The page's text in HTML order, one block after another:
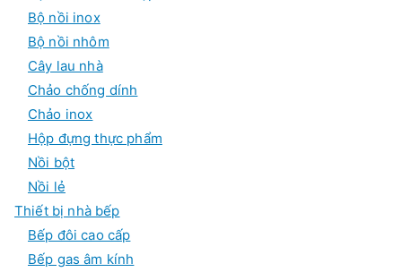
Bộ nồi inox
Bộ nồi nhôm
Cây lau nhà
Chảo chống dính
Chảo inox
Hộp đựng thực phẩm
Nồi bột
Nồi lẻ
Thiết bị nhà bếp
Bếp đôi cao cấp
Bếp gas âm kính